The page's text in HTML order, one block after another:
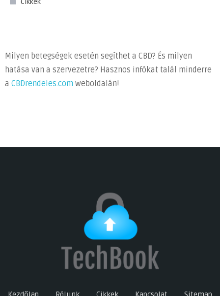
Cikkek
Milyen betegségek esetén segíthet a CBD? És milyen
hatása van a szervezetre? Hasznos infókat talál minderre
a CBDrendeles.com weboldalán!